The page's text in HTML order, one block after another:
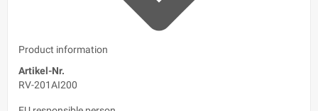
Product information
Artikel-Nr.
RV-201AI200